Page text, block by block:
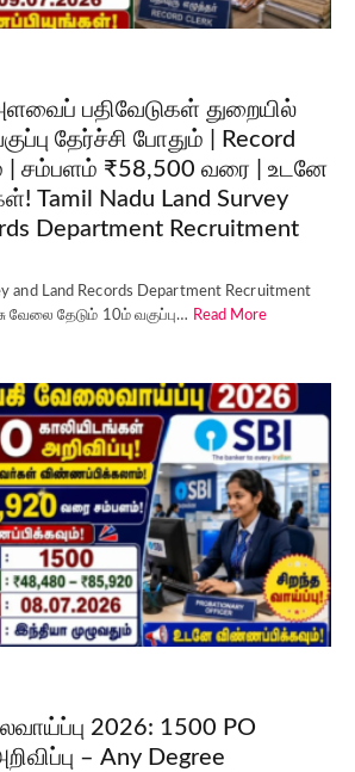
பதிவேடுகள் துறையில்
தேர்ச்சி போதும் | Record
| சம்பளம் ₹58,500 வரை | உடனே
Tamil Nadu Land Survey
Department Recruitment
and Land Records Department Recruitment
வேலை தேடும் 10ம் வகுப்பு… Read More
2026: 1500 PO
– Any Degree